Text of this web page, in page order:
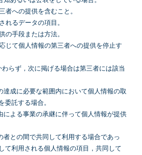
の提供を含むこと。
データの項目。
段または方法。
個人情報の第三者への提供を停止す
わらず，次に掲げる場合は第三者には該当
成に必要な範囲内において個人情報の取
委託する場合。
よる事業の承継に伴って個人情報が提供
との間で共同して利用する場合であっ
て利用される個人情報の項目，共同して